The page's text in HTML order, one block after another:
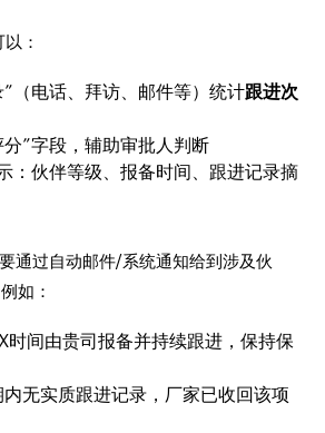
：
（电话、拜访、邮件等）统计跟进次
”字段，辅助审批人判断
：伙伴等级、报备时间、跟进记录摘
通过自动邮件/系统通知给到涉及伙
如：
时间由贵司报备并持续跟进，保持保
无实质跟进记录，厂家已收回该项